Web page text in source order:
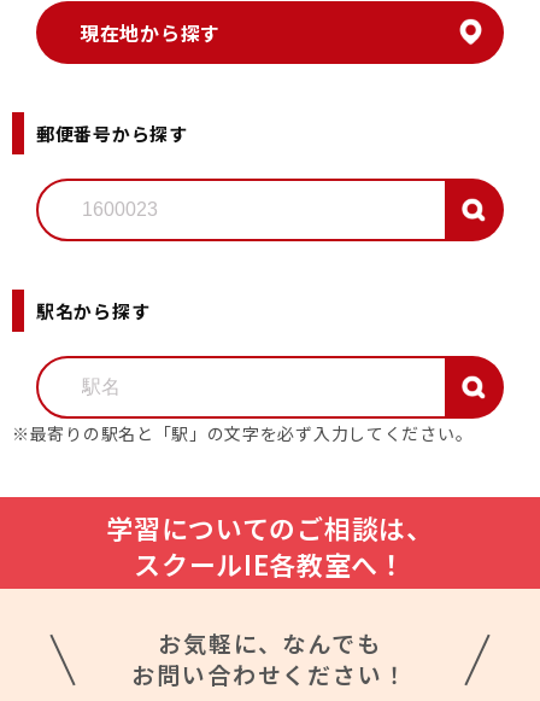
現在地から探す
郵便番号から探す
駅名から探す
※最寄りの駅名と「駅」の文字を必ず入力してください。
学習についてのご相談は、
スクールIE各教室へ！
お気軽に、なんでも
お問い合わせください！